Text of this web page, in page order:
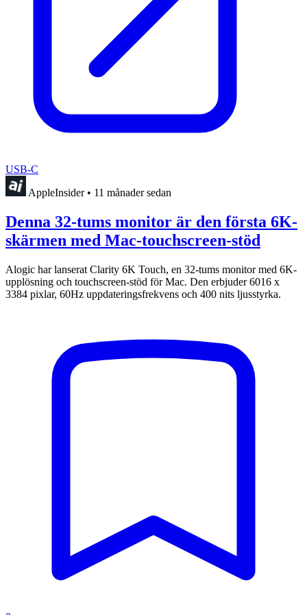
USB-C
AppleInsider • 11 månader sedan
Denna 32-tums monitor är den första 6K-
skärmen med Mac-touchscreen-stöd
Alogic har lanserat Clarity 6K Touch, en 32-tums monitor med 6K-
upplösning och touchscreen-stöd för Mac. Den erbjuder 6016 x
3384 pixlar, 60Hz uppdateringsfrekvens och 400 nits ljusstyrka.